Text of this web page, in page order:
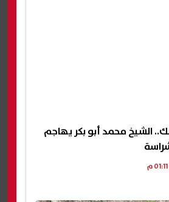
الشيخ محمد أبو بكر يهاجم